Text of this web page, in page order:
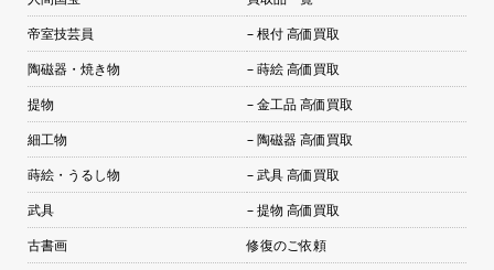
帝室技芸員
陶磁器・焼き物
提物
細工物
蒔絵・うるし物
武具
古書画
– 根付 高価買取
– 蒔絵 高価買取
– 金工品 高価買取
– 陶磁器 高価買取
– 武具 高価買取
– 提物 高価買取
修復のご依頼